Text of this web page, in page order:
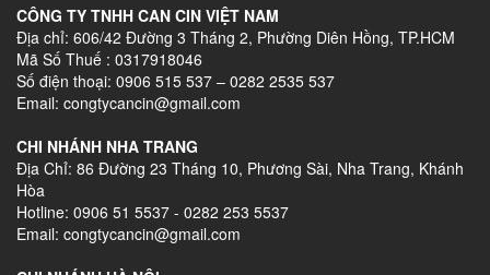
CÔNG TY TNHH CAN CIN VIỆT NAM
Địa chỉ: 606/42 Đường 3 Tháng 2, Phường Diên Hồng, TP.HCM
Mã Số Thuế : 0317918046
Số điện thoại: 0906 515 537 – 0282 2535 537
Email: congtycancin@gmail.com
CHI NHÁNH NHA TRANG
Địa Chỉ: 86 Đường 23 Tháng 10, Phương Sài, Nha Trang, Khánh
Hòa
Hotline: 0906 51 5537 - 0282 253 5537
Email: congtycancin@gmail.com